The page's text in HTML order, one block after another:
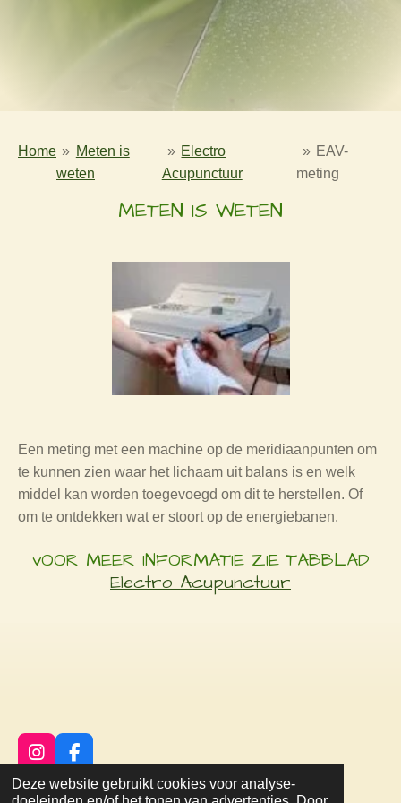
Deze website gebruikt cookies voor analyse-
Home » Meten is
weten
» Electro
Acupunctuur
» EAV-
meting
METEN IS WETEN
Een meting met een machine op de meridiaanpunten om
te kunnen zien waar het lichaam uit balans is en welk
middel kan worden toegevoegd om dit te herstellen. Of
om te ontdekken wat er stoort op de energiebanen.
vOOR MEER INFORMATIE ZIE TABBLAD
Electro Acupunctuur
I
s
F
c
©2021 natuurlijk voor mij
Powered byJouwWeb